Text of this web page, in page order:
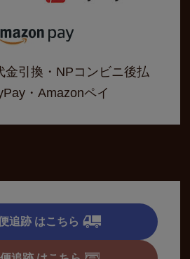
金引換・NPコンビニ後払
・Amazonペイ
追跡 はこちら